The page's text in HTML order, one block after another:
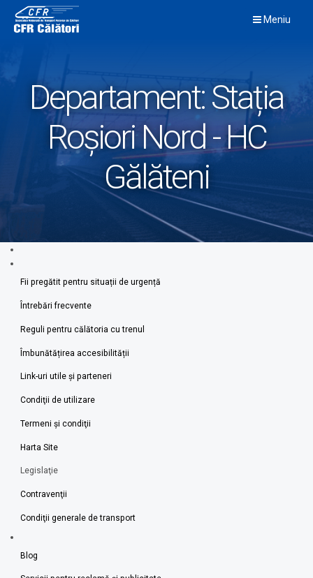
content
Meniu
Departament:Stația
Roșiori Nord - HC
Gălăteni
Fii pregătit pentru situații de urgență
Întrebări frecvente
Reguli pentru călătoria cu trenul
Îmbunătățirea accesibilității
Link-uri utile şi parteneri
Condiţii de utilizare
Termeni şi condiţii
Harta Site
Legislaţie
Contravenţii
Condiţii generale de transport
Blog